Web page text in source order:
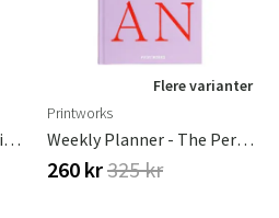
Sjakk Anna Cramling Edition
Flere varianter
Printworks
Weekly Planner - The Perfect Plan, Violet
260 kr325 kr